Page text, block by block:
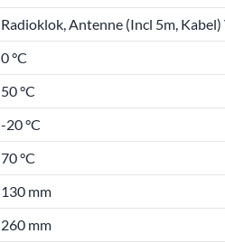
Radioklok, Antenne (Incl 5m,
0 °C
50 °C
-20 °C
70 °C
130 mm
260 mm